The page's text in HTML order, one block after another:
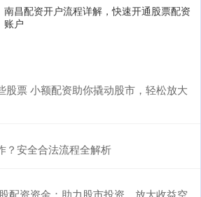
南昌配资开户流程详解，快速开通股票配资
账户
股票 小额配资助你撬动股市，轻松放大
？安全合法流程全解析
配资资金：助力股市投资，放大收益空